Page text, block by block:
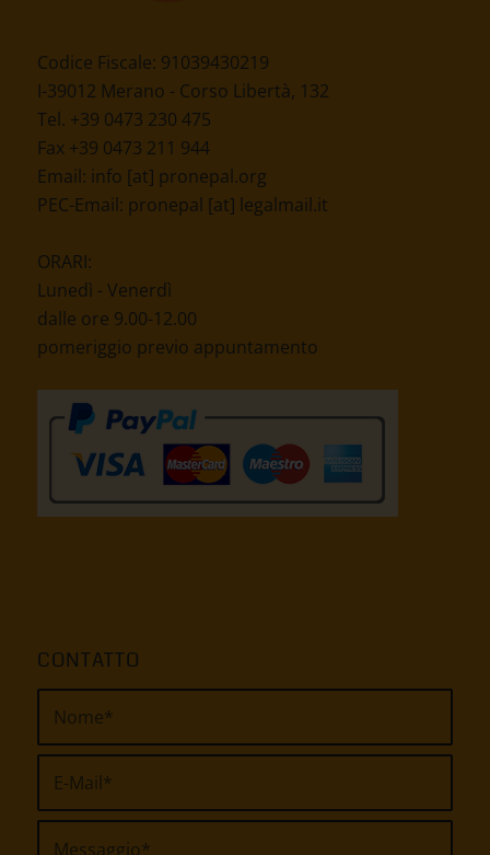
Codice Fiscale: 91039430219
I-39012 Merano - Corso Libertà, 132
Tel. +39 0473 230 475
Email:info [at] pronepal.org
PEC-Email:pronepal [at] legalmail.it
ORARI:
dalle ore 9.00-12.00
pomeriggio previo appuntamento
CONTATTO